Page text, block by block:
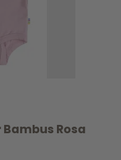
Rosa